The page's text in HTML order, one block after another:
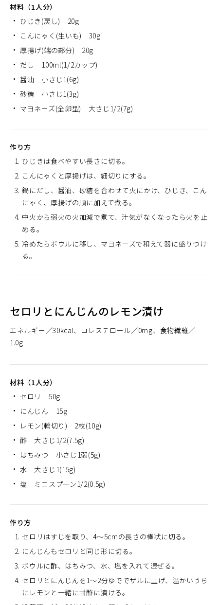
材料（1人分）
ひじき(戻し) 20g
こんにゃく(生いも) 30g
厚揚げ(端の部分) 20g
だし 100ml(1/2カップ)
醤油 小さじ1(6g)
砂糖 小さじ1(3g)
マヨネーズ(全卵型) 大さじ1/2(7g)
作り方
ひじきは食べやすい長さに切る。
こんにゃくと厚揚げは、細切りにする。
鍋にだし、醤油、砂糖を合わせて火にかけ、ひじき、こん
にゃく、厚揚げの順に加えて煮る。
中火から弱火の火加減で煮て、汁気がなくなったら火を止
める。
冷めたらボウルに移し、マヨネーズで和えて器に盛りつけ
る。
セロリとにんじんのレモン漬け
エネルギー 30kcal コレステロール 0mg
食物繊維
1.0g
材料（1人分）
セロリ 50g
にんじん 15g
レモン(輪切り) 2枚(10g)
酢 大さじ1/2(7.5g)
はちみつ 小さじ1弱(5g)
水 大さじ1(15g)
塩 ミニスプーン1/2(0.5g)
作り方
セロリはすじを取り、4～5cmの長さの棒状に切る。
にんじんもセロリと同じ形に切る。
ボウルに酢、はちみつ、水、塩を入れて混ぜる。
セロリとにんじんを1～2分ゆででザルに上げ、温かいうち
にレモンと一緒に甘酢に漬ける。